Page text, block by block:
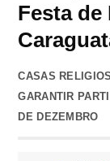
Festa de
CASAS
GARANTIR
DE DEZEMBRO